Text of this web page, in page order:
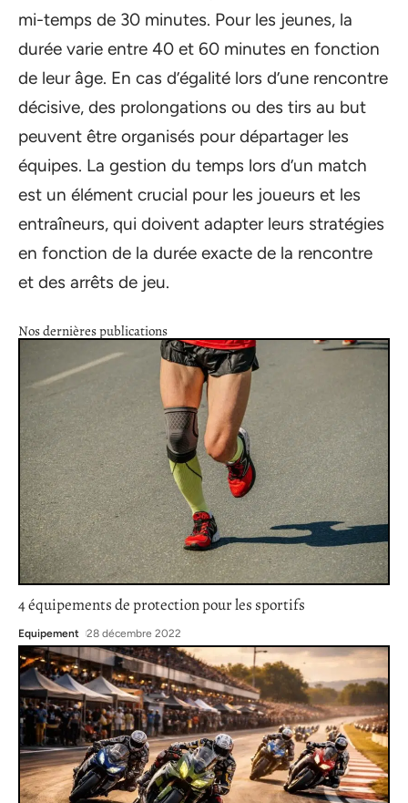
mi-temps de 30 minutes. Pour les jeunes, la
durée varie entre 40 et 60 minutes en fonction
de leur âge. En cas d’égalité lors d’une rencontre
décisive, des prolongations ou des tirs au but
peuvent être organisés pour départager les
équipes. La gestion du temps lors d’un match
est un élément crucial pour les joueurs et les
entraîneurs, qui doivent adapter leurs stratégies
en fonction de la durée exacte de la rencontre
et des arrêts de jeu.
Nos dernières publications
4 équipements de protection pour les sportifs
Equipement 28 décembre 2022